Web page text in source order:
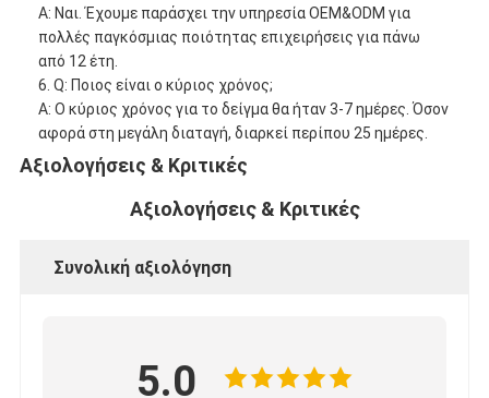
Α: Ναι. Έχουμε παράσχει την υπηρεσία OEM&ODM για
πολλές παγκόσμιας ποιότητας επιχειρήσεις για πάνω
από 12 έτη.
6. Q: Ποιος είναι ο κύριος χρόνος;
Α: Ο κύριος χρόνος για το δείγμα θα ήταν 3-7 ημέρες. Όσον
αφορά στη μεγάλη διαταγή, διαρκεί περίπου 25 ημέρες.
Αξιολογήσεις & Κριτικές
Αξιολογήσεις & Κριτικές
Συνολική αξιολόγηση
5.0